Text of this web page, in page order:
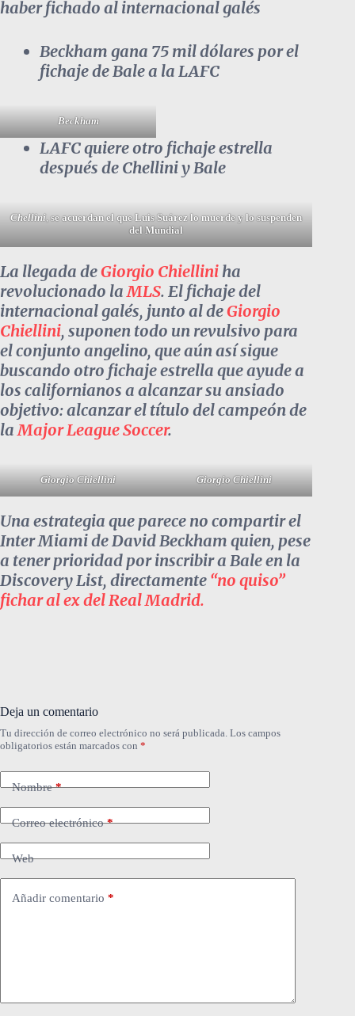
haber fichado al internacional galés
Beckham gana 75 mil dólares por el
fichaje de Bale a la LAFC
Beckham
LAFC quiere otro fichaje estrella
después de Chellini y Bale
Chellini,se acuerdan el que Luis Suárez lo muerde y lo suspenden
del Mundial
La llegada deGiorgio Chielliniha
revolucionado laMLS. El fichaje del
internacional galés, junto al deGiorgio
Chiellini, suponen todo un revulsivo para
el conjunto angelino, que aún así sigue
buscando otro fichaje estrella que ayude a
los californianos a alcanzar su ansiado
objetivo: alcanzar el título del campeón de
laMajor League Soccer.
Giorgio Chiellini Giorgio Chiellini
Una estrategia que parece no compartir el
Inter Miami de David Beckham quien, pese
a tener prioridad por inscribir a Bale en la
Discovery List, directamente “no quiso”
fichar al ex del Real Madrid.
Deja un comentario
Tu dirección de correo electrónico no será publicada. Los campos
obligatorios están marcados con *
Nombre*
Correo electrónico*
Web
Añadir comentario *